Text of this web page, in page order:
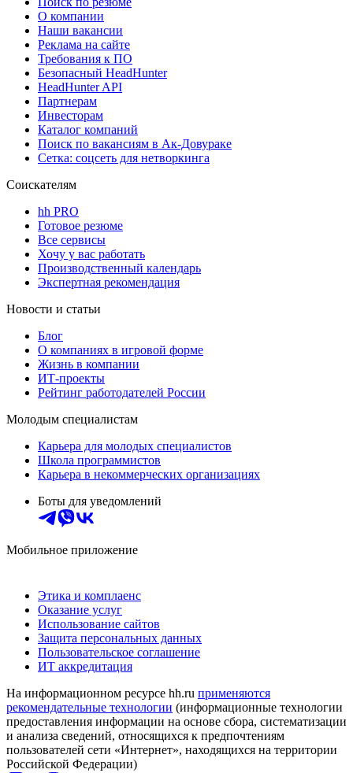
О компании
Наши вакансии
Реклама на сайте
Требования к ПО
Безопасный HeadHunter
HeadHunter API
Партнерам
Инвесторам
Каталог компаний
Поиск по вакансиям в Ак-Довураке
Сетка: соцсеть для нетворкинга
Соискателям
hh PRO
Готовое резюме
Все сервисы
Хочу у вас работать
Производственный календарь
Экспертная рекомендация
Новости и статьи
Блог
О компаниях в игровой форме
Жизнь в компании
ИТ-проекты
Рейтинг работодателей России
Молодым специалистам
Карьера для молодых специалистов
Школа программистов
Карьера в некоммерческих организациях
Боты для уведомлений
Мобильное приложение
Этика и комплаенс
Оказание услуг
Использование сайтов
Защита персональных данных
Пользовательское соглашение
ИТ аккредитация
На информационном ресурсе hh.ru применяются
рекомендательные технологии (информационные технологии
предоставления информации на основе сбора, систематизации
и анализа сведений, относящихся к предпочтениям
пользователей сети «Интернет», находящихся на территории
Российской Федерации)